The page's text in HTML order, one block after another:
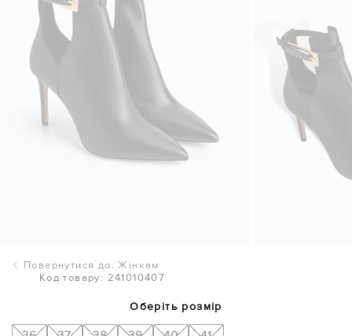
Повернутися до: Жінкам
Код товару: 241010407
Оберіть розмір